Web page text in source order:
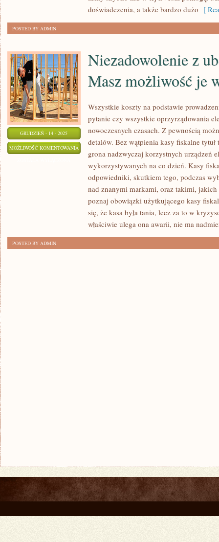
TANIEJ,
POWINNO
SIĘ
doświadczenia, a także bardzo dużo [
POSTED BY ADMIN
GRUDZIEŃ - 14 - 2025
MOŻLIWOŚĆ KOMENTOWANIA
UBEZPIECZENIA?
WYPOWIEDZIEĆ
Niezadowolenie z
Masz możliwość je
Wszystkie koszty na podstawie
pytanie czy wszystkie oprzyrządowania
nowoczesnych czasach. Z pewnością
detalów. Bez wątpienia kasy fiskalne
grona nadzwyczaj korzystnych urządzeń
wykorzystywanych na co dzień. Kasy
odpowiedniki, skutkiem tego, podczas
nad znanymi markami, oraz takimi, jakich
poznaj obowiązki użytkującego kasy
się, że kasa była tania, lecz za to w
właściwie ulega ona awarii, nie ma
POSTED BY ADMIN